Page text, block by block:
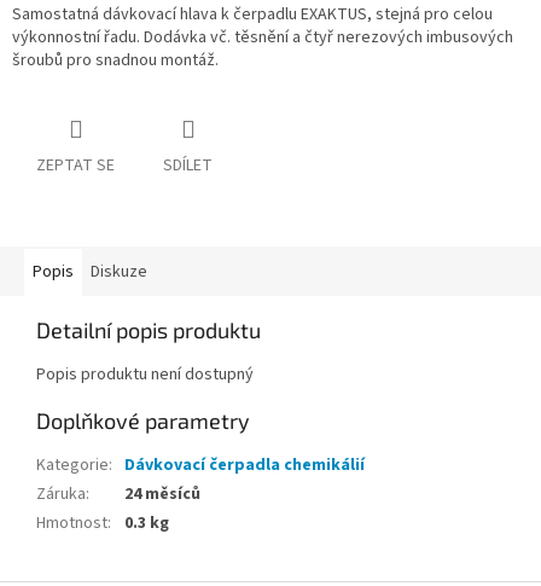
Samostatná dávkovací hlava k čerpadlu EXAKTUS, stejná pro celou
výkonnostní řadu. Dodávka vč. těsnění a čtyř nerezových imbusových
šroubů pro snadnou montáž.
ZEPTAT SE SDÍLET
Popis Diskuze
Detailní popis produktu
Popis produktu není dostupný
Doplňkové parametry
Kategorie: Dávkovací čerpadla chemikálií
Záruka:
24 měsíců
Hmotnost: 0.3 kg